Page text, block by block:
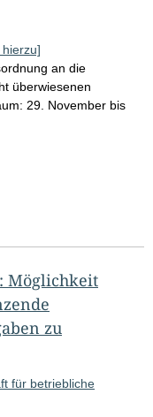
hierzu]
an die
überwiesenen
29. November bis
Möglichkeit
zu
für betriebliche